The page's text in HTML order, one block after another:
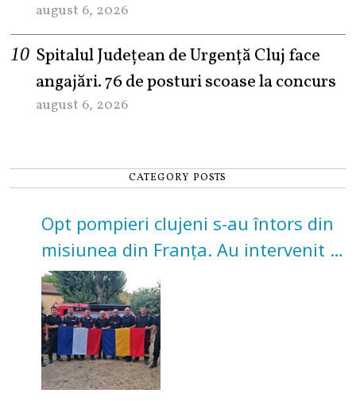
august 6, 2026
Spitalul Județean de Urgență Cluj face
angajări. 76 de posturi scoase la concurs
august 6, 2026
CATEGORY POSTS
Opt pompieri clujeni s-au întors din
misiunea din Franța. Au intervenit la
incendii de vegetație și pădure